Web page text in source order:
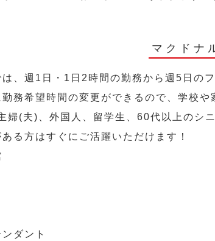
マクドナ
、週1日・1日2時間の勤務から週5日の
務希望時間の変更ができるので、学校
婦(夫)、外国人、留学生、60代以上のシ
る方はすぐにご活躍いただけます！
ダント